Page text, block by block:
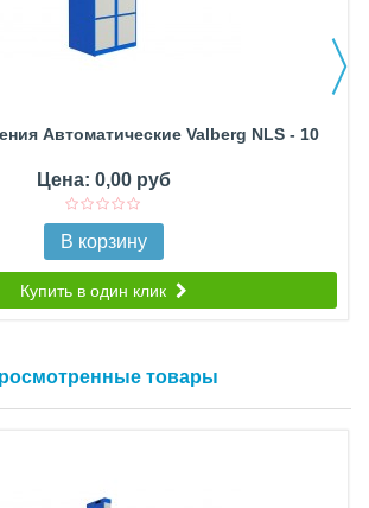
Автоматические Valberg NLS - 10
Цена: 0,00 руб
В корзину
Купить в один клик
товары